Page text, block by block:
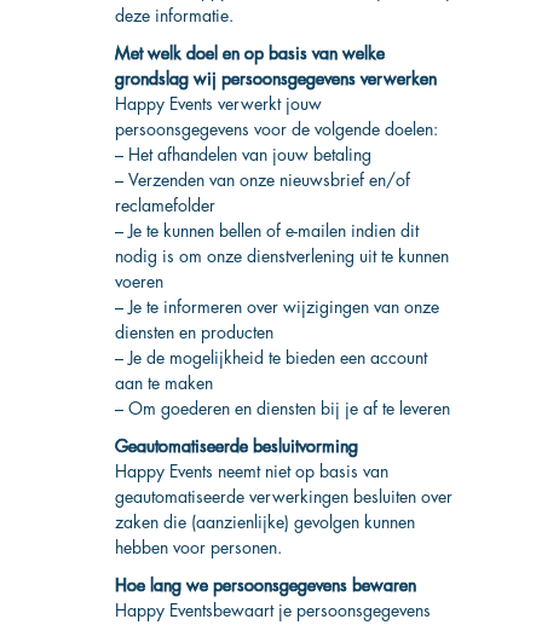
deze informatie.
Met welk doel en op basis van welke
grondslag wij persoonsgegevens verwerken
Happy Events verwerkt jouw
persoonsgegevens voor de volgende doelen:
– Het afhandelen van jouw betaling
– Verzenden van onze nieuwsbrief en/of
reclamefolder
– Je te kunnen bellen of e-mailen indien dit
nodig is om onze dienstverlening uit te kunnen
voeren
– Je te informeren over wijzigingen van onze
diensten en producten
– Je de mogelijkheid te bieden een account
aan te maken
– Om goederen en diensten bij je af te leveren
Geautomatiseerde besluitvorming
Happy Events neemt niet op basis van
geautomatiseerde verwerkingen besluiten over
zaken die (aanzienlijke) gevolgen kunnen
hebben voor personen.
Hoe lang we persoonsgegevens bewaren
Happy Eventsbewaart je persoonsgegevens